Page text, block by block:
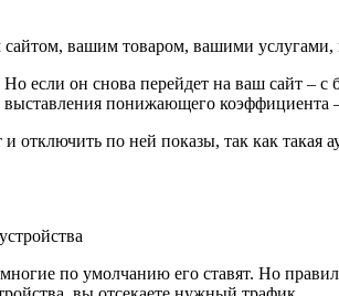
вашим товаром, вашими
если он снова перейдет на ваш сайт –
понижающего коэффициента
по ней показы, так как такая
по умолчанию его ставят. Но